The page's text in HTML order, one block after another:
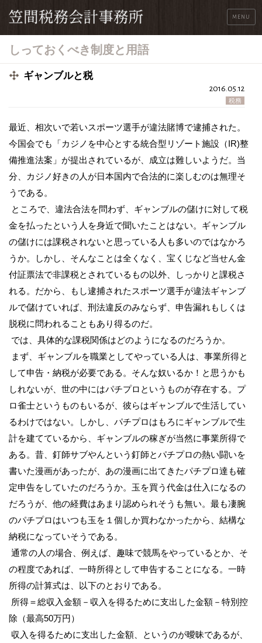
MENU
しっておくべき制度と用語
ギャンブルと税
2016.05.12
税務
最近、相次いで若いスポーツ選手が違法賭博で逮捕された。
今国会でも「カジノを中心とする統合型リゾート施設（IR)整
備推進法案」が提出されているが、成立は難しいようだ。当
分、カジノ好きの人が日本国内で合法的に楽しむのは無理そ
うである。
ところで、違法合法を問わず、ギャンブルの儲けに対して税
金を払ったという人を身近で聞いたことはない。ギャンブル
の儲けには課税されないと思っている人も多いのではなかろ
うか。しかし、そんなことは全くなく、宝くじなど当せん金
付証票法で非課税とされているもの以外、しっかりと課税さ
れる。だから、もし逮捕されたスポーツ選手が違法ギャンブ
ルで儲けていれば、刑法違反のみならず、申告漏れもしくは
脱税に問われることもあり得るのだ。
では、具体的な課税関係はどのようになるのだろうか。
まず、ギャンブルを職業としてやっている人は、事業所得と
して申告・納税が必要である。そんな奴いるか！と思うかも
しれないが、世の中にはパチプロというものが存在する。プ
ロ雀士というものもいるが、彼らはギャンブルで生活してい
るわけではない。しかし、パチプロはもろにギャンブルで生
計を建てているから、ギャンブルの稼ぎが当然に事業所得で
ある。昔、釘師サブやんという釘師とパチプロの熱い闘いを
書いた漫画があったが、あの漫画に出てきたパチプロ達も確
定申告をしていたのだろうか。玉を買う代金は仕入になるの
だろうが、他の経費はあまり認められそうも無い。最も凄腕
のパチプロはいつも玉を１個しか買わなかったから、結構な
納税になっていそうである。
通常の人の場合、例えば、趣味で競馬をやっているとか、そ
の程度であれば、一時所得として申告することになる。一時
所得の計算式は、以下のとおりである。
所得＝総収入金額－収入を得るために支出した金額－特別控
除（最高50万円）
収入を得るために支出した金額、というのが曖昧であるが、